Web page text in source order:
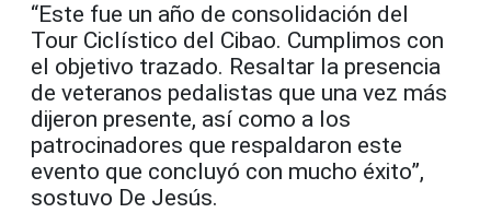
“Este fue un año de consolidación del
Tour Ciclístico del Cibao. Cumplimos con
el objetivo trazado. Resaltar la presencia
de veteranos pedalistas que una vez más
dijeron presente, así como a los
patrocinadores que respaldaron este
evento que concluyó con mucho éxito”,
sostuvo De Jesús.